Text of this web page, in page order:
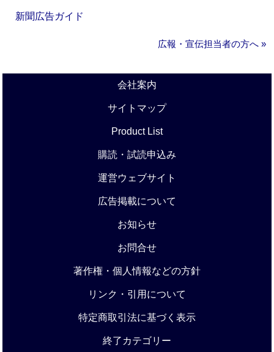
新聞広告ガイド
広報・宣伝担当者の方へ »
会社案内
サイトマップ
Product List
購読・試読申込み
運営ウェブサイト
広告掲載について
お知らせ
お問合せ
著作権・個人情報などの方針
リンク・引用について
特定商取引法に基づく表示
終了カテゴリー